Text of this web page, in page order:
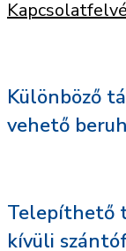
Különböző
vehető
Telepíthető
kívüli